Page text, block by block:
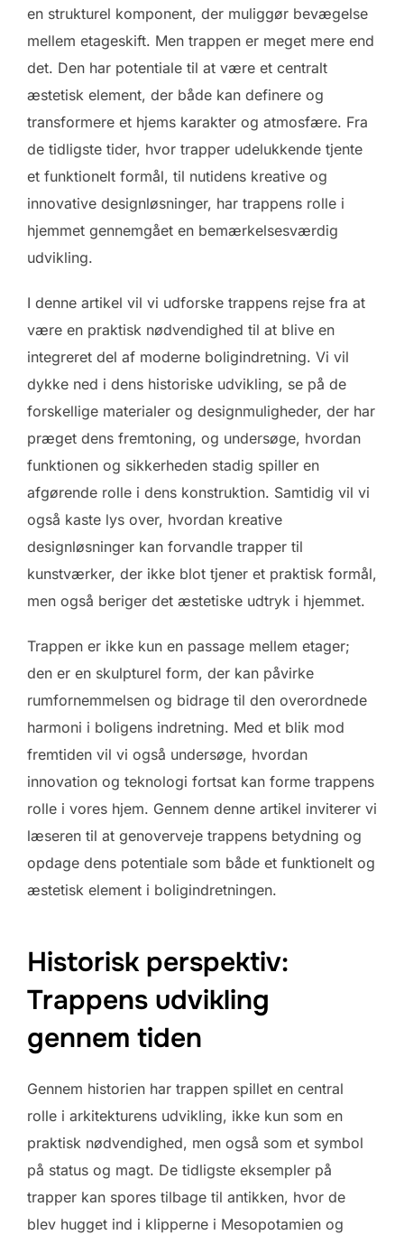
en strukturel komponent, der muliggør bevægelse
mellem etageskift. Men trappen er meget mere end
det. Den har potentiale til at være et centralt
æstetisk element, der både kan definere og
transformere et hjems karakter og atmosfære. Fra
de tidligste tider, hvor trapper udelukkende tjente
et funktionelt formål, til nutidens kreative og
innovative designløsninger, har trappens rolle i
hjemmet gennemgået en bemærkelsesværdig
udvikling.
I denne artikel vil vi udforske trappens rejse fra at
være en praktisk nødvendighed til at blive en
integreret del af moderne boligindretning. Vi vil
dykke ned i dens historiske udvikling, se på de
forskellige materialer og designmuligheder, der har
præget dens fremtoning, og undersøge, hvordan
funktionen og sikkerheden stadig spiller en
afgørende rolle i dens konstruktion. Samtidig vil vi
også kaste lys over, hvordan kreative
designløsninger kan forvandle trapper til
kunstværker, der ikke blot tjener et praktisk formål,
men også beriger det æstetiske udtryk i hjemmet.
Trappen er ikke kun en passage mellem etager;
den er en skulpturel form, der kan påvirke
rumfornemmelsen og bidrage til den overordnede
harmoni i boligens indretning. Med et blik mod
fremtiden vil vi også undersøge, hvordan
innovation og teknologi fortsat kan forme trappens
rolle i vores hjem. Gennem denne artikel inviterer vi
læseren til at genoverveje trappens betydning og
opdage dens potentiale som både et funktionelt og
æstetisk element i boligindretningen.
Historisk perspektiv:
Trappens udvikling
gennem tiden
Gennem historien har trappen spillet en central
rolle i arkitekturens udvikling, ikke kun som en
praktisk nødvendighed, men også som et symbol
på status og magt. De tidligste eksempler på
trapper kan spores tilbage til antikken, hvor de
blev hugget ind i klipperne i Mesopotamien og